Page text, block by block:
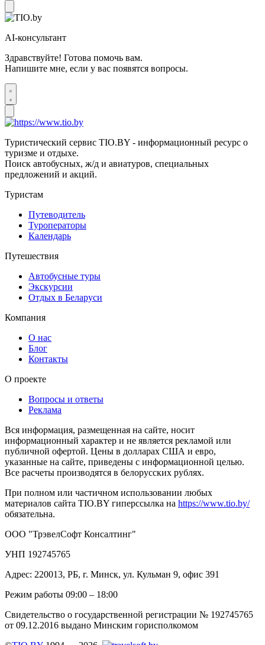
AI-консультант
Здравствуйте! Готова помочь вам.
Напишите мне, если у вас появятся вопросы.
Туристический сервис TIO.BY - информационный ресурс о
туризме и отдыхе.
Поиск автобусных, ж/д и авиатуров, специальных
предложений и акций.
Туристам
Путеводитель
Туроператоры
Календарь
Путешествия
Автобусные туры
Экскурсии
Отдых в Беларуси
Компания
О нас
Блог
Контакты
О проекте
Вопросы и ответы
Реклама
Вся информация, размещенная на сайте, носит
информационный характер и не является рекламой или
публичной офертой. Цены в долларах США и евро,
указанные на сайте, приведены с информационной целью.
Все расчеты производятся в белорусских рублях.
При полном или частичном использовании любых
материалов сайта TIO.BY гиперссылка на https://www.tio.by/
обязательна.
ООО "ТрэвелСофт Консалтинг"
УНП 192745765
Адрес: 220013, РБ, г. Минск, ул. Кульман 9, офис 391
Режим работы 09:00 – 18:00
Свидетельство о государственной регистрации № 192745765
от 09.12.2016 выдано Минским горисполкомом